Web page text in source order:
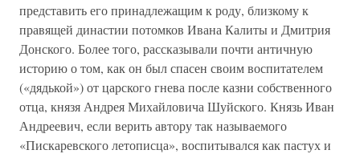
представить его принадлежащим к роду, близкому к
правящей династии потомков Ивана Калиты и Дмитрия
Донского. Более того, рассказывали почти античную
историю о том, как он был спасен своим воспитателем
(«дядькой») от царского гнева после казни собственного
отца, князя Андрея Михайловича Шуйского. Князь Иван
Андреевич, если верить автору так называемого
«Пискаревского летописца», воспитывался как пастух и